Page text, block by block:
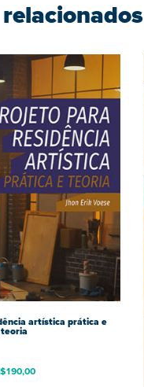
artística prática e
teoria
190,00